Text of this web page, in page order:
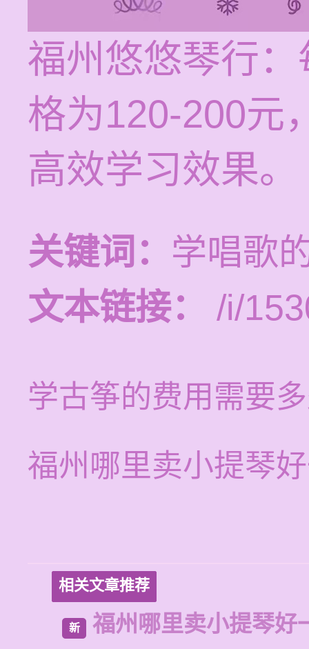
福州悠悠琴行
格为120-200元
高效学习效果。
关键词： 学唱歌
文本链接：
/i/
学古筝的费用需要
福州哪里卖小提琴
相关文章推荐
新 福州哪里卖小提琴好